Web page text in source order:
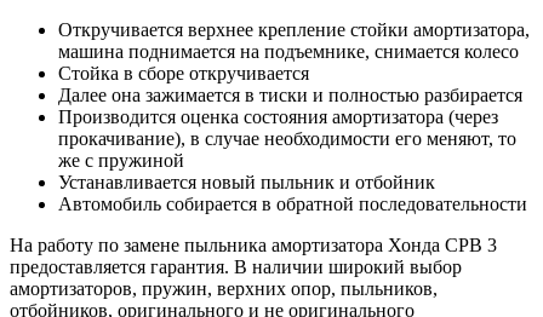
Откручивается верхнее крепление стойки амортизатора,
машина поднимается на подъемнике, снимается колесо
Стойка в сборе откручивается
Далее она зажимается в тиски и полностью разбирается
Производится оценка состояния амортизатора (через
прокачивание), в случае необходимости его меняют, то
же с пружиной
Устанавливается новый пыльник и отбойник
Автомобиль собирается в обратной последовательности
На работу по замене пыльника амортизатора Хонда СРВ 3
предоставляется гарантия. В наличии широкий выбор
амортизаторов, пружин, верхних опор, пыльников,
отбойников, оригинального и не оригинального